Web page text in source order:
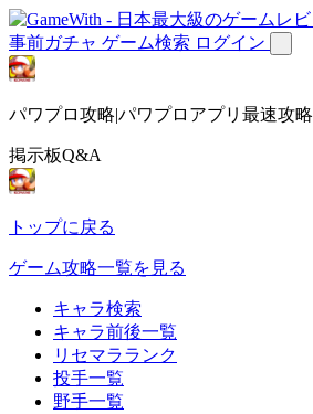
事前ガチャ ゲーム検索 ログイン
パワプロ攻略|パワプロアプリ最速攻略
掲示板Q&A
トップに戻る
ゲーム攻略一覧を見る
キャラ検索
キャラ前後一覧
リセマラランク
投手一覧
野手一覧